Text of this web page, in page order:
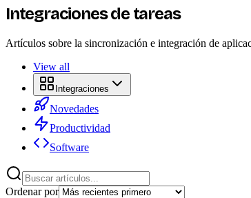
Integraciones de tareas
Artículos sobre la sincronización e integración de
View all
Integraciones
Novedades
Productividad
Software
Ordenar por